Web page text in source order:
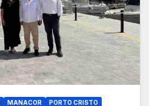
MANACOR PORTO CRISTO